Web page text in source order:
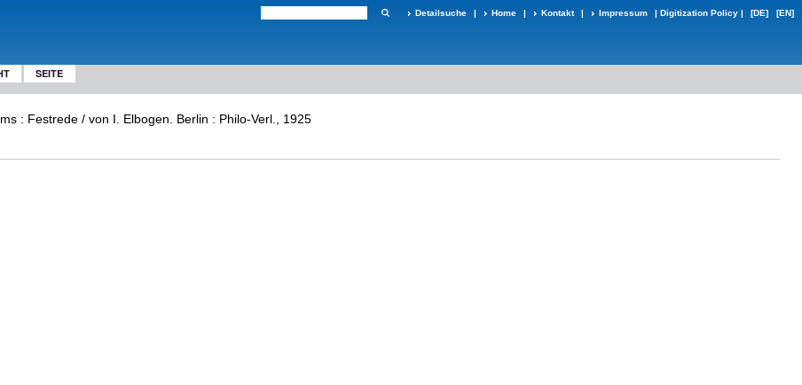
Detailsuche | Home | Kontakt | Impressum | Digitization Policy | [DE] [EN]
SEITE
: Festrede / von I. Elbogen. Berlin : Philo-Verl., 1925